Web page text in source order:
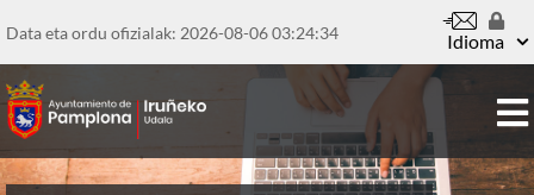
al
principal
Data eta ordu ofizialak: 2026-08-0603:24:34 Idioma